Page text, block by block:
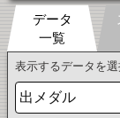
データ
一覧
表示するデータを選